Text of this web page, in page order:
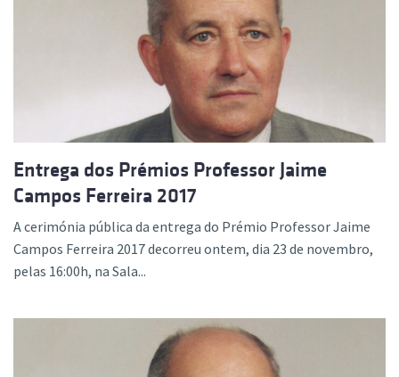
Entrega dos Prémios Professor Jaime
Campos Ferreira 2017
A cerimónia pública da entrega do Prémio Professor Jaime
Campos Ferreira 2017 decorreu ontem, dia 23 de novembro,
pelas 16:00h, na Sala...